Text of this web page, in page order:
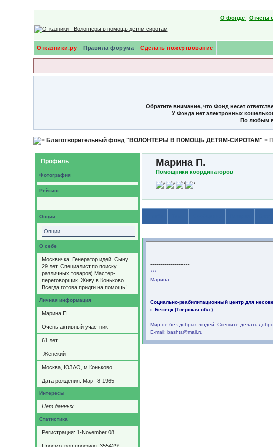
О фонде | Отчеты
Отказники.ру Правила форума Сделать пожертвование
Обратите внимание, что Фонд несет
У Фонда нет электронных
По любым
Благотворительный фонд "ВОЛОНТЕРЫ В ПОМОЩЬ ДЕТЯМ-СИРОТАМ" >
Профиль
Фотография
Рейтинг
Опции
Опции
О себе
Москвичка. Генератор идей. Сыну
29 лет. Специалист по поиску
различных товаров) Мастер-
переговорщик. Живу в Коньково.
Всегда готова придти на помощь!
Личная информация
Марина П.
Очень активный участник
61 лет
Женский
Москва, ЮЗАО, м.Коньково
Дата рождения: Март-8-1965
Интересы
Нет данных
Статистика
Регистрация: 1-November 08
Просмотров профиля: 355429*
Марина П.
Помощники координаторов
--------------------
***
Марина
Социально-реабилитационный центр для
г. Бежецк (Тверская обл.)
Мир не без добрых людей. Спешите делать
E-mail: bashta@mail.ru